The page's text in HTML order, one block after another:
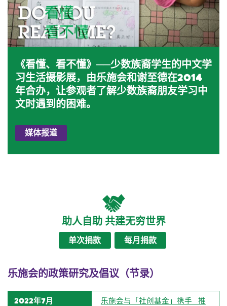
《看懂、看不懂》──少数族裔学生的中文学
习生活摄影展，由乐施会和谢至德在2014
年合办，让参观者了解少数族裔朋友学习中
文时遇到的困难。
媒体报道
助人自助 共建无穷世界
单次捐款 每月捐款
乐施会的政策研究及倡议（节录）
2022年7月
乐施会与「社创基金」携手 推